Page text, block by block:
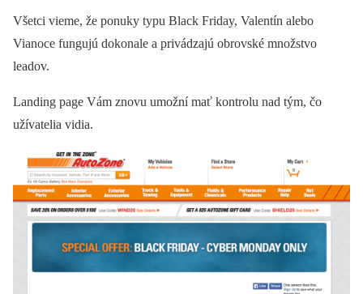
Všetci vieme, že ponuky typu Black Friday, Valentín alebo
Vianoce fungujú dokonale a privádzajú obrovské množstvo
leadov.
Landing page Vám znovu umožní mať kontrolu nad tým, čo
užívatelia vidia.